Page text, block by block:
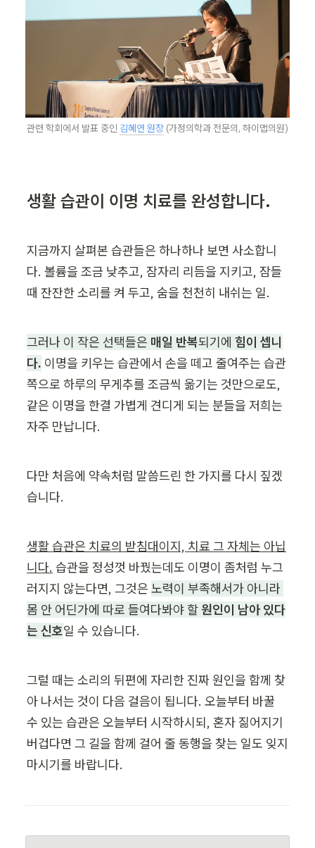
관련 학회에서 발표 중인 김혜연 원장 (가정의학과 전문의, 하이맵의원)
생활 습관이 이명 치료를 완성합니다.
지금까지 살펴본 습관들은 하나하나 보면 사소합니
다. 볼륨을 조금 낮추고, 잠자리 리듬을 지키고, 잠들
때 잔잔한 소리를 켜 두고, 숨을 천천히 내쉬는 일.
그러나 이 작은 선택들은 매일 반복되기에 힘이 셉니
다. 이명을 키우는 습관에서 손을 떼고 줄여주는 습관
쪽으로 하루의 무게추를 조금씩 옮기는 것만으로도,
같은 이명을 한결 가볍게 견디게 되는 분들을 저희는
자주 만납니다.
다만 처음에 약속처럼 말씀드린 한 가지를 다시 짚겠
습니다.
생활 습관은 치료의 받침대이지, 치료 그 자체는 아닙
니다. 습관을 정성껏 바꿨는데도 이명이 좀처럼 누그
러지지 않는다면, 그것은 노력이 부족해서가 아니라
몸 안 어딘가에 따로 들여다봐야 할 원인이 남아 있다
는 신호일 수 있습니다.
그럴 때는 소리의 뒤편에 자리한 진짜 원인을 함께 찾
아 나서는 것이 다음 걸음이 됩니다. 오늘부터 바꿀
수 있는 습관은 오늘부터 시작하시되, 혼자 짊어지기
버겁다면 그 길을 함께 걸어 줄 동행을 찾는 일도 잊지
마시기를 바랍니다.